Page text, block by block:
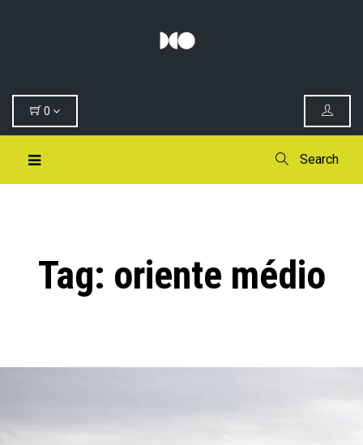
0
Search
Tag: oriente médio